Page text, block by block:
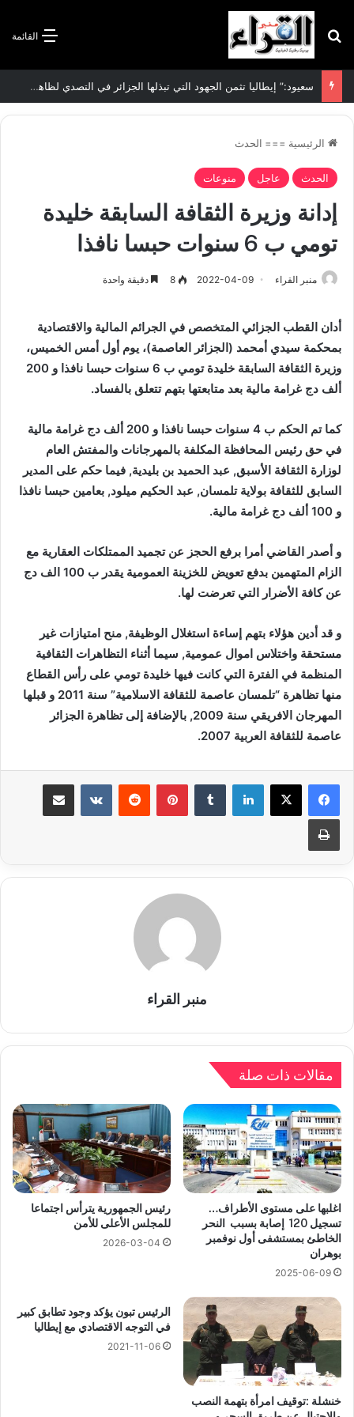
القائمة بحث عن
سعيود:” إيطاليا تثمن الجهود التي تبذلها الجزائر في التصدي لظاهرة الهجرة غير الشرعية”
الرئيسية === الحدث
الحدث عاجل منوعات
إدانة وزيرة الثقافة السابقة خليدة
تومي ب 6 سنوات حبسا نافذا
منبر القراء 2022-04-09
8 دقيقة واحدة
أدان القطب الجزائي المتخصص في الجرائم المالية والاقتصادية
بمحكمة سيدي أمحمد (الجزائر العاصمة)، يوم أول أمس الخميس،
وزيرة الثقافة السابقة خليدة تومي ب 6 سنوات حبسا نافذا و 200
ألف دج غرامة مالية بعد متابعتها بتهم تتعلق بالفساد.
كما تم الحكم ب 4 سنوات حبسا نافذا و 200 ألف دج غرامة مالية
في حق رئيس المحافظة المكلفة بالمهرجانات والمفتش العام
لوزارة الثقافة الأسبق, عبد الحميد بن بليدية, فيما حكم على المدير
السابق للثقافة بولاية تلمسان, عبد الحكيم ميلود, بعامين حبسا نافذا
و 100 ألف دج غرامة مالية.
و أصدر القاضي أمرا برفع الحجز عن تجميد الممتلكات العقارية مع
الزام المتهمين بدفع تعويض للخزينة العمومية يقدر ب 100 الف دج
عن كافة الأضرار التي تعرضت لها.
و قد أدين هؤلاء بتهم إساءة استغلال الوظيفة, منح امتيازات غير
مستحقة واختلاس اموال عمومية, سيما أثناء التظاهرات الثقافية
المنظمة في الفترة التي كانت فيها خليدة تومي على رأس القطاع
منها تظاهرة “تلمسان عاصمة للثقافة الاسلامية” سنة 2011 و قبلها
المهرجان الافريقي سنة 2009, بالإضافة إلى تظاهرة الجزائر
عاصمة للثقافة العربية 2007.
لينكدإن بينتيريست
طباعة
منبر القراء
مقالات ذات صلة
اغلبها على مستوى الأطراف…
تسجيل 120 إصابة بسبب النحر
الخاطئ بمستشفى أول نوفمبر
بوهران
2025-06-09
رئيس الجمهورية يترأس اجتماعا
للمجلس الأعلى للأمن
2026-03-04
خنشلة :توقيف امرأة بتهمة النصب
الرئيس تبون يؤكد وجود تطابق كبير
في التوجه الاقتصادي مع إيطاليا
2021-11-06